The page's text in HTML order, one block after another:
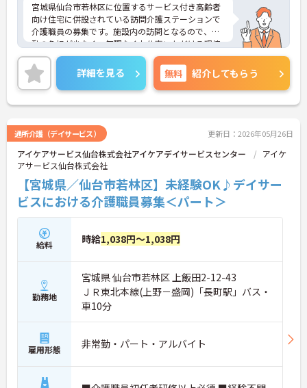
宮城県仙台市若林区に位置するサービス付き高齢者
向け住宅に併設されている訪問介護ステーションで
介護職員の募集です。施設内の訪問となるので、移
動の負担が少なく、無理なくお仕事いただける環境
です！また、教育体制が整っているので、安心して
お仕事スタートいただけます♪ご興味のある方はご
面接のポイントお伝えしますのでご気軽にお問い合
わせください。
詳細を見る 無料 紹介してもらう
通所介護（デイサービス） 更新日：2026年05月26日
アイケアサービス仙台株式会社アイケアデイサービスセンター
アイケ
アサービス仙台株式会社
【宮城県／仙台市若林区】未経験OK♪デイサー
ビスにおける介護職員募集＜パート＞
給料 時給1,038円～1,038円
勤務地
宮城県 仙台市若林区 上飯田2-12-43
ＪＲ東北本線(上野－盛岡)「長町駅」バス・
車10分
雇用形態 非常勤・パート・アルバイト